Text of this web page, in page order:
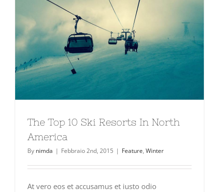
The Top 10 Ski Resorts In North
America
By nimda | Febbraio 2nd, 2015 | Feature, Winter
At vero eos et accusamus et iusto odio